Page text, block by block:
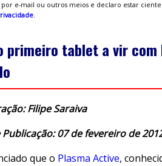
por e-mail ou outros meios e declaro estar
.
primeiro tablet a vir
Filipe Saraiva
07 de fevereiro de
que o Plasma Active,